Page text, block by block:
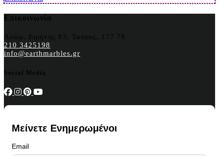
Επικοινωνία
Λεώφ. Ειρήνης 83, Ταύρος, 177 78
210 3425198
info@earthmarbles.gr
Social Media
Μείνετε Ενημερωμένοι
Email